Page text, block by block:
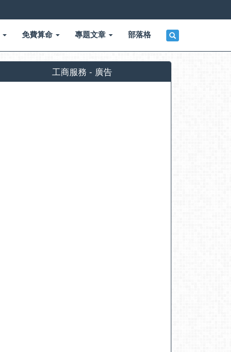
免費算命 專題文章 部落格
工商服務 - 廣告